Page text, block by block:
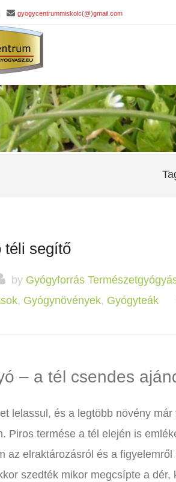
gyogycentrummiskolc(@)gmail.com
téli segítő
by Gyógyforrás
, Gyógynövények, Gyógyteák
– a tél csendes
lelassul, és a legtöbb növény
Piros termése a tél elején is
az elraktározásról és a figyelemről
szedték mikor megcsípte a